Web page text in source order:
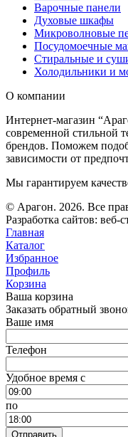
Варочные панели
Духовые шкафы
Микроволновые
Посудомоечные
Стиральные и
Холодильники и
О компании
Интернет-магазин
современной стильной
брендов. Поможем
зависимости от
Мы гарантируем
© Арагон. 2026. Все
Разработка сайтов: веб-
Главная
Каталог
Избранное
Профиль
Корзина
Ваша корзина
Заказать обратный
Ваше имя
Телефон
Удобное время c
по
Отправить